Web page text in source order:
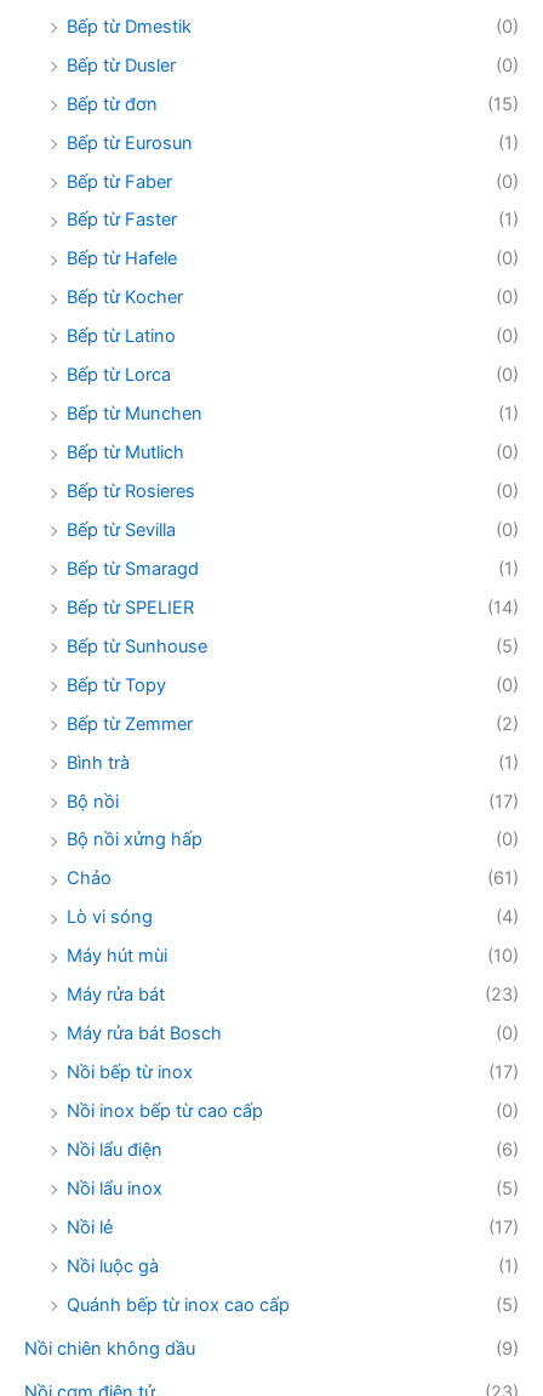
Bếp từ Dmestik
(0)
Bếp từ Dusler
(0)
Bếp từ đơn
(15)
Bếp từ Eurosun
(1)
Bếp từ Faber
(0)
Bếp từ Faster
(1)
Bếp từ Hafele
(0)
Bếp từ Kocher
(0)
Bếp từ Latino
(0)
Bếp từ Lorca
(0)
Bếp từ Munchen
(1)
Bếp từ Mutlich
(0)
Bếp từ Rosieres
(0)
Bếp từ Sevilla
(0)
Bếp từ Smaragd
(1)
Bếp từ SPELIER
(14)
Bếp từ Sunhouse
(5)
Bếp từ Topy
(0)
Bếp từ Zemmer
(2)
Bình trà
(1)
Bộ nồi
(17)
Bộ nồi xửng hấp
(0)
Chảo
(61)
Lò vi sóng
(4)
Máy hút mùi
(10)
Máy rửa bát
(23)
Máy rửa bát Bosch
(0)
Nồi bếp từ inox
(17)
Nồi inox bếp từ cao cấp
(0)
Nồi lẩu điện
(6)
Nồi lẩu inox
(5)
Nồi lẻ
(17)
Nồi luộc gà
(1)
Quánh bếp từ inox cao cấp
(5)
Nồi chiên không dầu
(9)